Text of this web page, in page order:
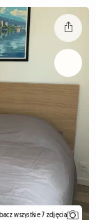
wszystkie 7 zdjęcia